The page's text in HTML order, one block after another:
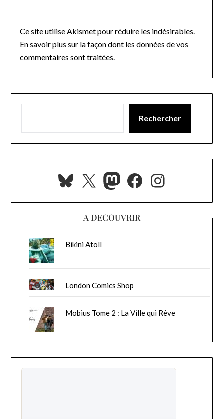
Ce site utilise Akismet pour réduire les indésirables.
En savoir plus sur la façon dont les données de vos
commentaires sont traitées
Rechercher
Bluesky
X Mastodon
Facebook
A DECOUVRIR
Bikini Atoll
London Comics Shop
Mobius Tome 2 : La Ville qui Rêve